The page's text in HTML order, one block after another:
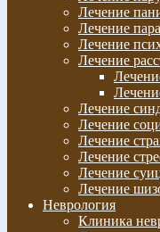
Лечение
Лечение
Лечение
Лечение
Лечение
Лечение
Лечение
Лечение
Лечение
Лечение
Неврология
Клиника